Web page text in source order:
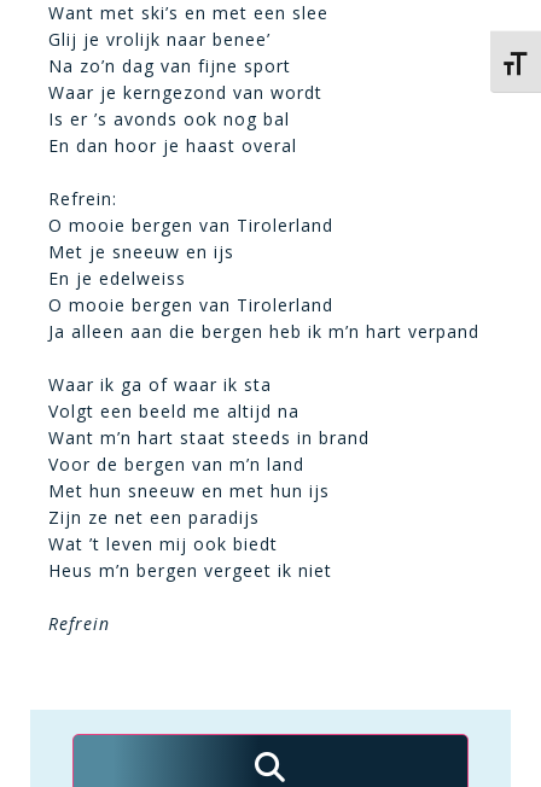
Want met ski’s en met een slee
Glij je vrolijk naar benee’
Na zo’n dag van fijne sport
Waar je kerngezond van wordt
Is er ’s avonds ook nog bal
En dan hoor je haast overal
Refrein:
O mooie bergen van Tirolerland
Met je sneeuw en ijs
En je edelweiss
O mooie bergen van Tirolerland
Ja alleen aan die bergen heb ik m’n hart verpand
Waar ik ga of waar ik sta
Volgt een beeld me altijd na
Want m’n hart staat steeds in brand
Voor de bergen van m’n land
Met hun sneeuw en met hun ijs
Zijn ze net een paradijs
Wat ’t leven mij ook biedt
Heus m’n bergen vergeet ik niet
Refrein